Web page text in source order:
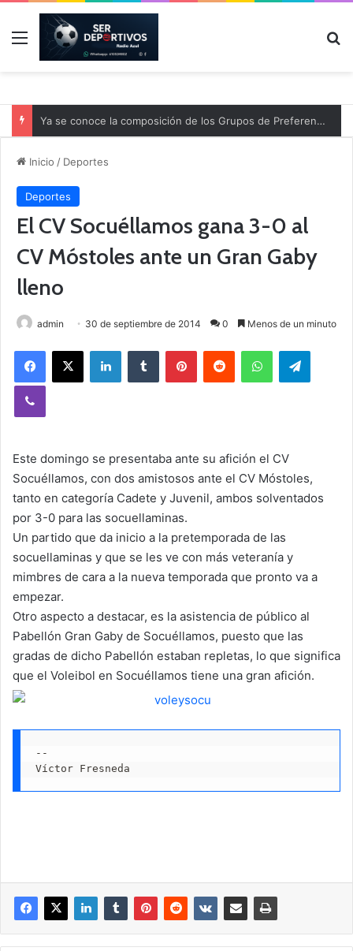
Menú
Ya se conoce la composición de los Grupos de Preferente y el calendario
Inicio / Deportes
Deportes
El CV Socuéllamos gana 3-0 al
CV Móstoles ante un Gran Gaby
lleno
admin 30 de septiembre de 2014 0 Menos de un minuto
Este domingo se presentaba ante su afición el CV
Socuéllamos, con dos amistosos ante el CV Móstoles,
tanto en categoría Cadete y Juvenil, ambos solventados
por 3-0 para las socuellaminas.
Un partido que da inicio a la pretemporada de las
socuellaminas y que se les ve con más veteranía y
mimbres de cara a la nueva temporada que pronto va a
empezar.
Otro aspecto a destacar, es la asistencia de público al
Pabellón Gran Gaby de Socuéllamos, puesto que las
gradas de dicho Pabellón estaban repletas, lo que significa
que el Voleibol en Socuéllamos tiene una gran afición.
--
Víctor Fresneda